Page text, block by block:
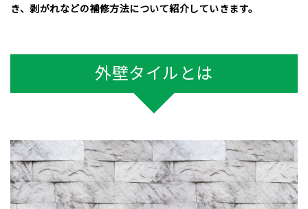
き、剥がれなどの補修方法について紹介していきます。
外壁タイルとは